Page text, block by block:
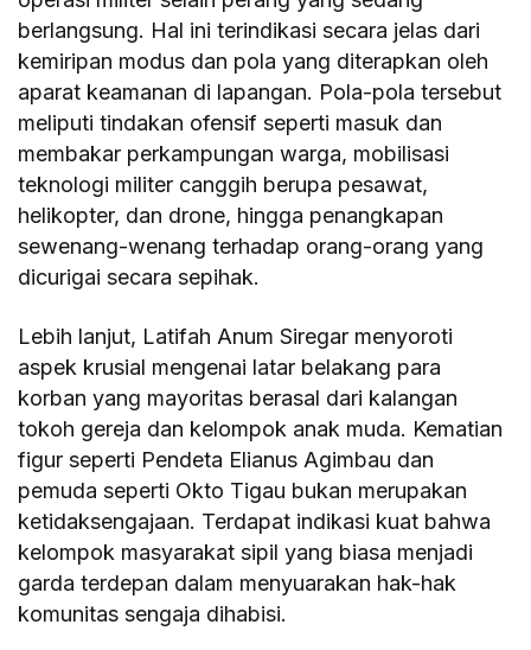
berlangsung. Hal ini terindikasi secara jelas dari
kemiripan modus dan pola yang diterapkan oleh
aparat keamanan di lapangan. Pola-pola tersebut
meliputi tindakan ofensif seperti masuk dan
membakar perkampungan warga, mobilisasi
teknologi militer canggih berupa pesawat,
helikopter, dan drone, hingga penangkapan
sewenang-wenang terhadap orang-orang yang
dicurigai secara sepihak.
Lebih lanjut, Latifah Anum Siregar menyoroti
aspek krusial mengenai latar belakang para
korban yang mayoritas berasal dari kalangan
tokoh gereja dan kelompok anak muda. Kematian
figur seperti Pendeta Elianus Agimbau dan
pemuda seperti Okto Tigau bukan merupakan
ketidaksengajaan. Terdapat indikasi kuat bahwa
kelompok masyarakat sipil yang biasa menjadi
garda terdepan dalam menyuarakan hak-hak
komunitas sengaja dihabisi.